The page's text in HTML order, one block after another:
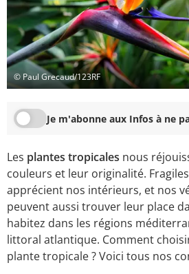
© Paul Grecaud/123RF
Je m'abonne aux Infos à ne
Les plantes tropicales nous
couleurs et leur originalité.
apprécient nos intérieurs, et nos
peuvent aussi trouver leur place
habitez dans les régions
littoral atlantique. Comment
plante tropicale ? Voici tous nos